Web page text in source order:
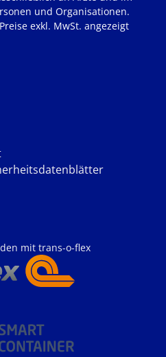
und Organisationen.
exkl. MwSt. angezeigt
mit trans-o-flex